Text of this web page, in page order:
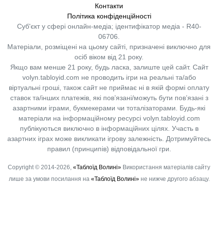
Контакти
Політика конфіденційності
Суб'єкт у сфері онлайн-медіа; ідентифікатор медіа - R40-
06706.
Матеріали, розміщені на цьому сайті, призначені виключно для
осіб віком від 21 року.
Якщо вам менше 21 року, будь ласка, залиште цей сайт. Сайт
volyn.tabloyid.com не проводить ігри на реальні та/або
віртуальні гроші, також сайт не приймає ні в якій формі оплату
ставок та/інших платежів, які пов’язані/можуть бути пов’язані з
азартними іграми, букмекерами чи тоталізаторами. Будь-які
матеріали на інформаційному ресурсі volyn.tabloyid.com
публікуються виключно в інформаційних цілях. Участь в
азартних іграх може викликати ігрову залежність. Дотримуйтесь
правил (принципів) відповідальної гри.
Copyright © 2014-2026, «Таблоїд Волині» Використання матеріалів сайту
лише за умови посилання на «Таблоїд Волині»не нижче другого абзацу.